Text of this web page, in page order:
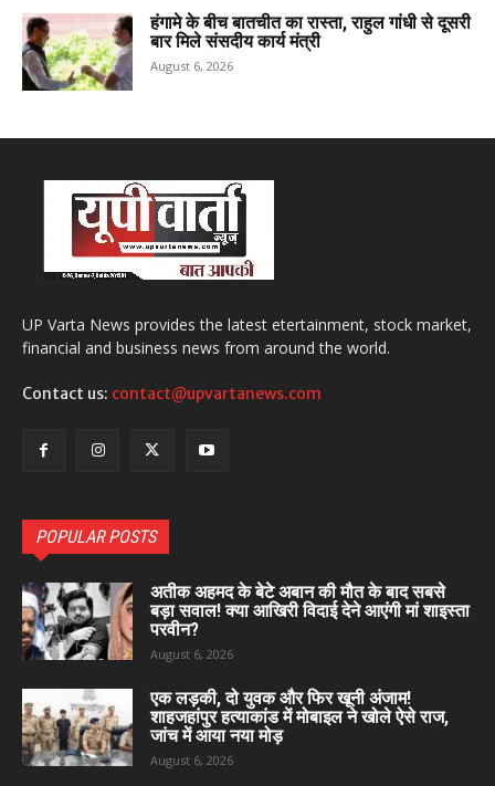
हंगामे के बीच बातचीत का रास्ता, राहुल गांधी से दूसरी
बार मिले संसदीय कार्य मंत्री
August 6, 2026
UP Varta News provides the latest etertainment, stock market,
financial and business news from around the world.
Contact us: contact@upvartanews.com
POPULAR POSTS
अतीक अहमद के बेटे अबान की मौत के बाद सबसे
बड़ा सवाल! क्या आखिरी विदाई देने आएंगी मां शाइस्ता
परवीन?
August 6, 2026
एक लड़की, दो युवक और फिर खूनी अंजाम!
शाहजहांपुर हत्याकांड में मोबाइल ने खोले ऐसे राज,
जांच में आया नया मोड़
August 6, 2026